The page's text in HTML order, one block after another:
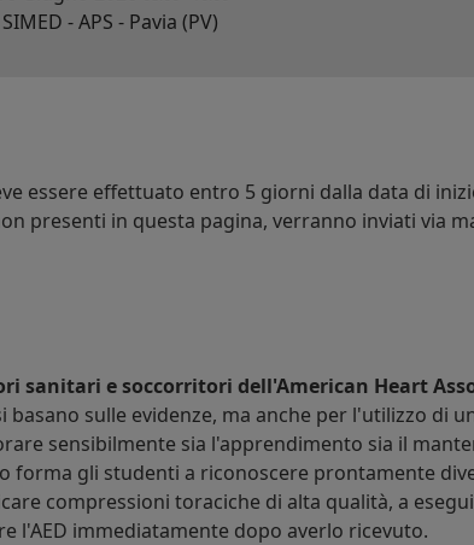
SIMED - APS - Pavia (PV)
essere effettuato entro 5 giorni dalla data di
presenti in questa pagina, verranno inviati via
sanitari e soccorritori dell'American Heart
sulle evidenze, ma anche per l'utilizzo di
sensibilmente sia l'apprendimento sia il
forma gli studenti a riconoscere prontamente
compressioni toraciche di alta qualità, a
l'AED immediatamente dopo averlo ricevuto.